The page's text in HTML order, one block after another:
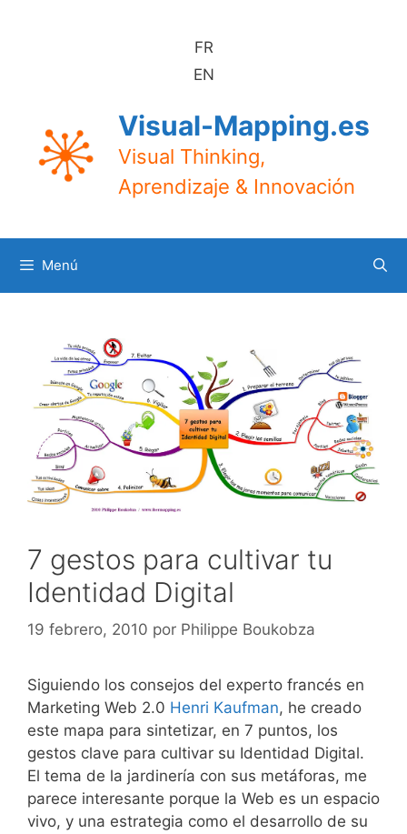
FR
EN
Visual-Mapping.es
Visual Thinking,
Aprendizaje & Innovación
Menú
7 gestos para cultivar tu
Identidad Digital
19 febrero, 2010 por Philippe Boukobza
Siguiendo los consejos del experto francés en
Marketing Web 2.0 Henri Kaufman, he creado
este mapa para sintetizar, en 7 puntos, los
gestos clave para cultivar su Identidad Digital.
El tema de la jardinería con sus metáforas, me
parece interesante porque la Web es un espacio
vivo, y una estrategia como el desarrollo de su